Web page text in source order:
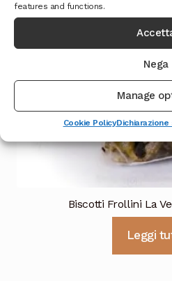
features and functions.
Nega
Manage
Cookie Policy
Biscotti Frollini La
Leggi